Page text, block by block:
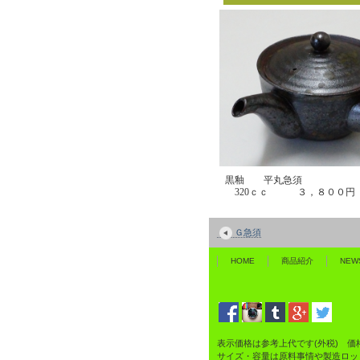
黒釉 平丸急須
320ｃｃ ３，８００円
Ｇ急須
HOME 商品紹介
表示価格は参考上代です(外税) 価
サイズ・容量は原料事情や製造ロ